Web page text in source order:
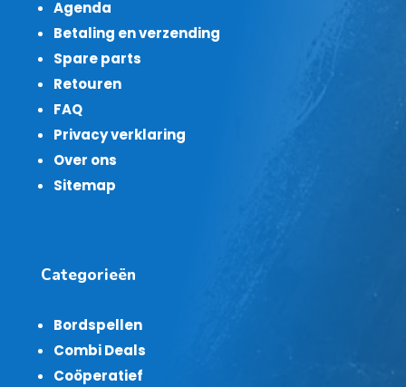
Agenda
Betaling en verzending
Spare parts
Retouren
FAQ
Privacy verklaring
Over ons
Sitemap
Categorieën
Bordspellen
Combi Deals
Coöperatief